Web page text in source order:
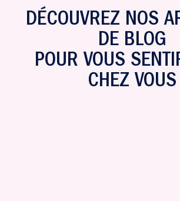
DÉCOUVREZ NOS
DE BLOG
POUR VOUS
CHEZ VOUS